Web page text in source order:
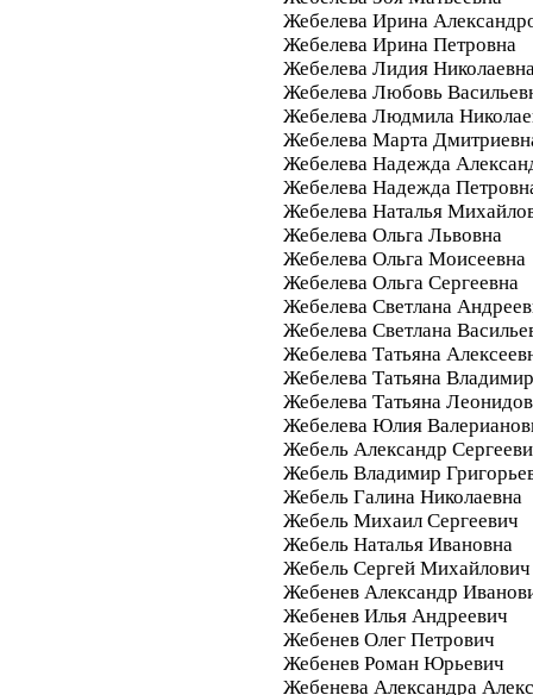
Жебелева Ирина
Жебелева Ирина Петровна
Жебелева Лидия
Жебелева Любовь
Жебелева Людмила
Жебелева Марта
Жебелева Надежда
Жебелева Надежда
Жебелева Наталья
Жебелева Ольга Львовна
Жебелева Ольга Моисеевна
Жебелева Ольга Сергеевна
Жебелева Светлана
Жебелева Светлана
Жебелева Татьяна
Жебелева Татьяна
Жебелева Татьяна
Жебелева Юлия
Жебель Александр
Жебель Владимир
Жебель Галина Николаевна
Жебель Михаил Сергеевич
Жебель Наталья Ивановна
Жебель Сергей Михайлович
Жебенев Александр
Жебенев Илья Андреевич
Жебенев Олег Петрович
Жебенев Роман Юрьевич
Жебенева Александра